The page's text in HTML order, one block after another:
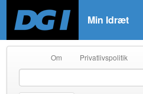
Min Idræt
Om Privatlivspolitik